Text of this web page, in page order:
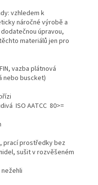
vzhledem k
náročné výrobě a
úpravou,
materiálů jen pro
vazba plátnová
nebo buscket)
ISO AATCC 80>=
prací prostředky bez
sušit v rozvěšeném